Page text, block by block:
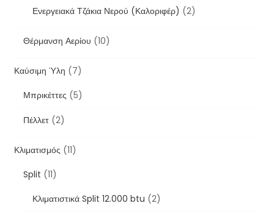
Ενεργειακά Τζάκια Νερού (Καλοριφέρ) (2)
Θέρμανση Αερίου (10)
Καύσιμη Ύλη (7)
Μπρικέττες (5)
Πέλλετ (2)
Κλιματισμός (11)
Split (11)
Κλιματιστικά Split 12.000 btu (2)